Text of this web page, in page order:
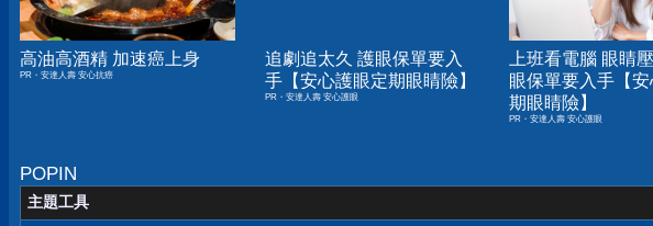
高油高酒精 加速癌上身
PR・安達人壽 安心抗癌
追劇追太久 護眼保單要入
手【安心護眼定期眼睛險】
PR・安達人壽 安心護眼
上班看電腦 眼睛
眼保單要入手【
期眼睛險】
PR・安達人壽 安心護眼
POPIN
主題工具